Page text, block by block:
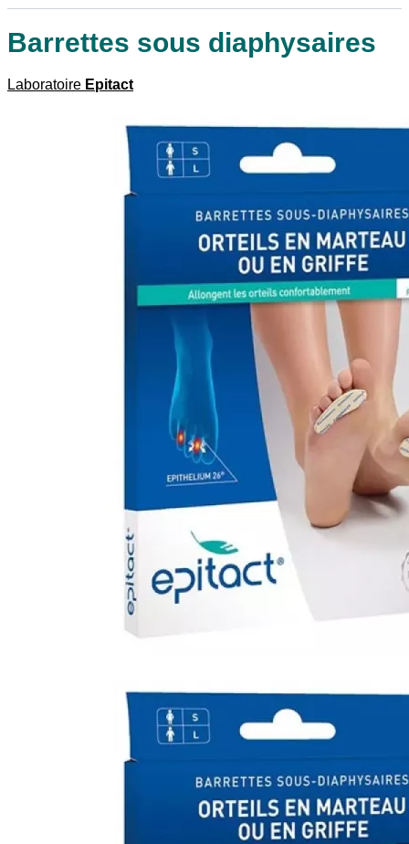
Barrettes sous diaphysaires
Laboratoire Epitact